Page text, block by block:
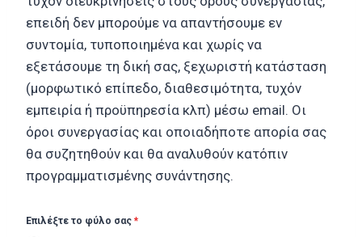
επειδή δεν μπορούμε να απαντήσουμε εν
συντομία, τυποποιημένα και χωρίς να
εξετάσουμε τη δική σας, ξεχωριστή κατάσταση
(μορφωτικό επίπεδο, διαθεσιμότητα, τυχόν
εμπειρία ή προϋπηρεσία κλπ) μέσω email. Οι
όροι συνεργασίας και οποιαδήποτε απορία σας
θα συζητηθούν και θα αναλυθούν κατόπιν
προγραμματισμένης συνάντησης.
Επιλέξτε το φύλο σας *